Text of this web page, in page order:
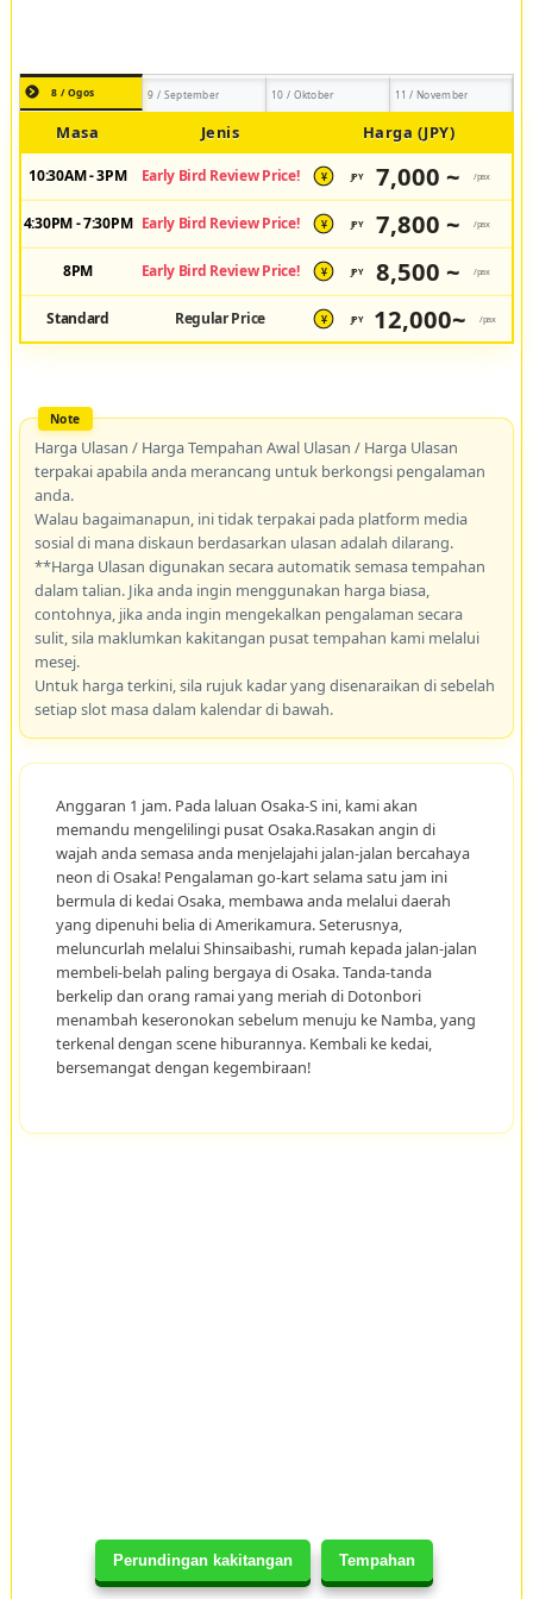
Perundingan kakitangan Tempahan
8 / Ogos 9 / September 10 / Oktober 11 / November
Masa Jenis Harga (JPY)
10:30AM - 3PM Early Bird Review Price! ¥ JPY 7,000 ~ /pax
4:30PM - 7:30PM Early Bird Review Price! ¥ JPY 7,800 ~ /pax
8PM Early Bird Review Price! ¥ JPY 8,500 ~ /pax
Standard Regular Price ¥ JPY 12,000~ /pax
Harga Ulasan / Harga Tempahan Awal Ulasan / Harga Ulasan
terpakai apabila anda merancang untuk berkongsi pengalaman
anda.
Walau bagaimanapun, ini tidak terpakai pada platform media
sosial di mana diskaun berdasarkan ulasan adalah dilarang.
**Harga Ulasan digunakan secara automatik semasa tempahan
dalam talian. Jika anda ingin menggunakan harga biasa,
contohnya, jika anda ingin mengekalkan pengalaman secara
sulit, sila maklumkan kakitangan pusat tempahan kami melalui
mesej.
Untuk harga terkini, sila rujuk kadar yang disenaraikan di sebelah
setiap slot masa dalam kalendar di bawah.
Anggaran 1 jam. Pada laluan Osaka-S ini, kami akan
memandu mengelilingi pusat Osaka.Rasakan angin di
wajah anda semasa anda menjelajahi jalan-jalan bercahaya
neon di Osaka! Pengalaman go-kart selama satu jam ini
bermula di kedai Osaka, membawa anda melalui daerah
yang dipenuhi belia di Amerikamura. Seterusnya,
meluncurlah melalui Shinsaibashi, rumah kepada jalan-jalan
membeli-belah paling bergaya di Osaka. Tanda-tanda
berkelip dan orang ramai yang meriah di Dotonbori
menambah keseronokan sebelum menuju ke Namba, yang
terkenal dengan scene hiburannya. Kembali ke kedai,
bersemangat dengan kegembiraan!